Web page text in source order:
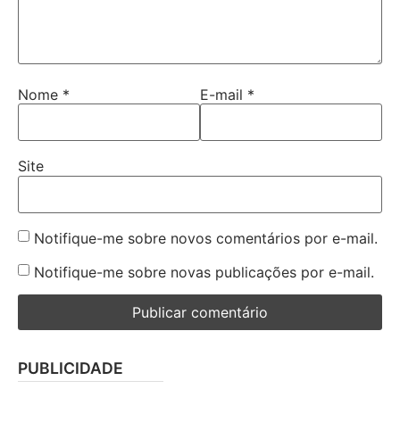
Nome * E-mail *
Site
Notifique-me sobre novos comentários por e-mail.
Notifique-me sobre novas publicações por e-mail.
PUBLICIDADE